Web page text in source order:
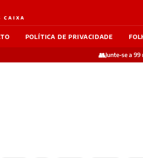
CAIXA
POLÍTICA DE PRIVACIDADE
👥Junte-se a